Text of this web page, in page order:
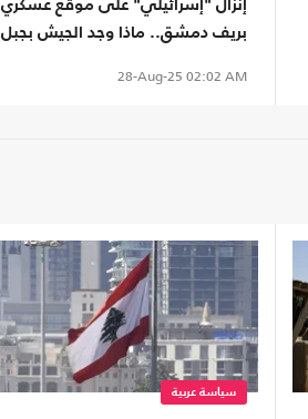
إنزال "إسرائيلي" على موقع عسكري
بريف دمشق.. ماذا وجد الجيش بجبل
28-Aug-25 02:02 AM
سياسة عربية